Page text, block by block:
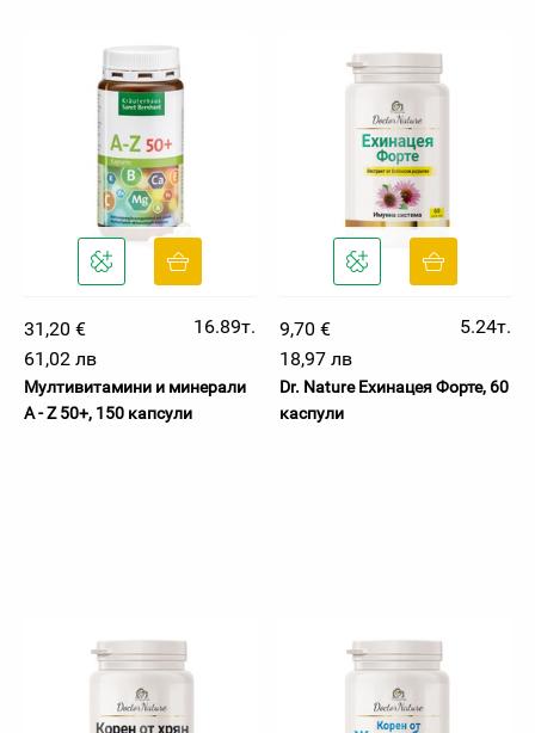
31,20 €
16.89т.
61,02 лв
Мултивитамини и минерали
A - Z 50+, 150 капсули
9,70 €
5.24т.
18,97 лв
Dr. Nature Ехинацея Форте, 60
каспули